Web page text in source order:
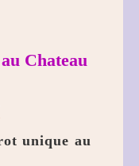
Chateau
unique au